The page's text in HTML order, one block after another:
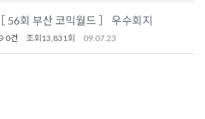
［ 56회 부산 코믹월드 ］ 우수회지
0건 조회 13,831회 09.07.23